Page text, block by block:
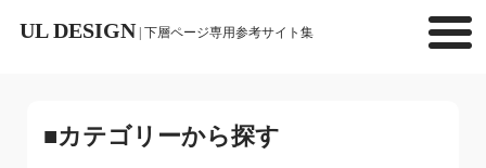
UL DESIGN | 下層ページ専用参考サイト集
■カテゴリーから探す